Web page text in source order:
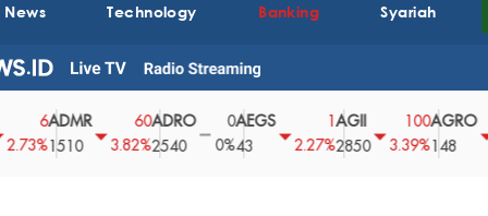
Technology Banking Syariah
ADMR
1510
3.82%
ADRO
2540
0
0%
AEGS
2.27%2850
100
3.39%
AGRO
148